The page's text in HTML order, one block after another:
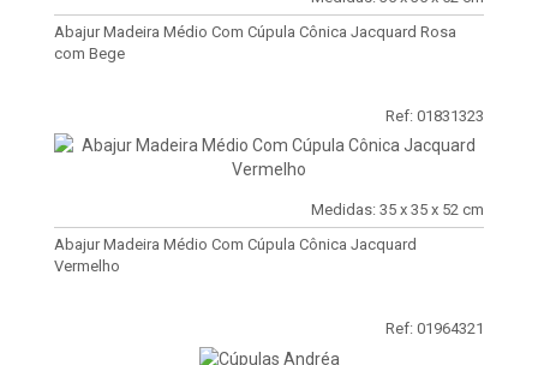
Abajur Madeira Médio Com Cúpula Cônica Jacquard Rosa
com Bege
Ref: 01831323
Medidas: 35 x 35 x 52 cm
Abajur Madeira Médio Com Cúpula Cônica Jacquard
Vermelho
Ref: 01964321